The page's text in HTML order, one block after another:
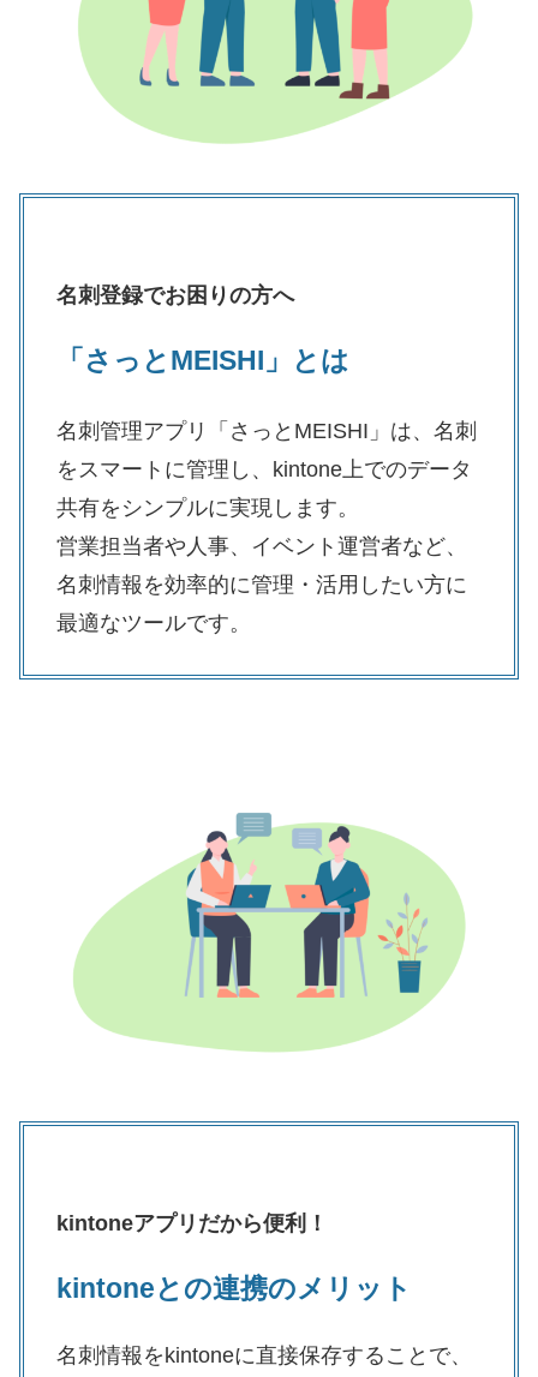
名刺登録でお困りの方へ
「さっとMEISHI」とは
名刺管理アプリ「さっとMEISHI」は、名刺
をスマートに管理し、kintone上でのデータ
共有をシンプルに実現します。
営業担当者や人事、イベント運営者など、
名刺情報を効率的に管理・活用したい方に
最適なツールです。
kintoneアプリだから便利！
kintoneとの連携のメリット
名刺情報をkintoneに直接保存することで、